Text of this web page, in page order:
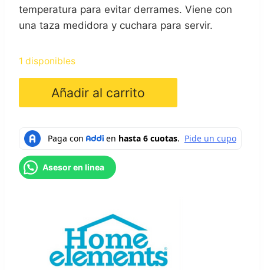
temperatura para evitar derrames. Viene con
una taza medidora y cuchara para servir.
1 disponibles
Arrocera
Elements
1,8
Litros
-
Añadir al carrito
Asesor en linea